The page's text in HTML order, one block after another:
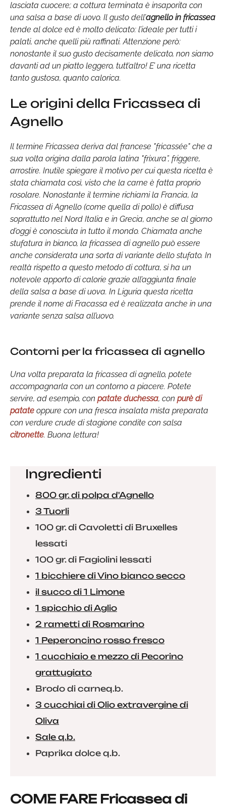
lasciata cuocere; a cottura terminata è insaporita con
una salsa a base di uovo. Il gusto dell’agnello in fricassea
tende al dolce ed è molto delicato: l’ideale per tutti i
palati, anche quelli più raffinati. Attenzione però:
nonostante il suo gusto decisamente delicato, non siamo
davanti ad un piatto leggero, tutt’altro! E’ una ricetta
tanto gustosa, quanto calorica.
Le origini della Fricassea di
Agnello
Il termine Fricassea deriva dal francese "fricassée" che a
sua volta origina dalla parola latina "frixura”, friggere,
arrostire. Inutile spiegare il motivo per cui questa ricetta è
stata chiamata così, visto che la carne è fatta proprio
rosolare. Nonostante il termine richiami la Francia, la
Fricassea di Agnello (come quella di pollo) è diffusa
soprattutto nel Nord Italia e in Grecia, anche se al giorno
d’oggi è conosciuta in tutto il mondo. Chiamata anche
stufatura in bianco, la fricassea di agnello può essere
anche considerata una sorta di variante dello stufato. In
realtà rispetto a questo metodo di cottura, si ha un
notevole apporto di calorie grazie all’aggiunta finale
della salsa a base di uova. In Liguria questa ricetta
prende il nome di Fracassa ed è realizzata anche in una
variante senza salsa all’uovo.
Contorni per la fricassea di agnello
Una volta preparata la fricassea di agnello, potete
accompagnarla con un contorno a piacere. Potete
servire, ad esempio, con patate duchessa, con purè di
patate oppure con una fresca insalata mista preparata
con verdure crude di stagione condite con salsa
citronette. Buona lettura!
Ingredienti
800 gr. di polpa d'Agnello
3 Tuorli
100 gr. di Cavoletti di Bruxelles
lessati
100 gr. di Fagiolini lessati
1 bicchiere di Vino bianco secco
il succo di 1 Limone
1 spicchio di Aglio
2 rametti di Rosmarino
1 Peperoncino rosso fresco
1 cucchiaio e mezzo di Pecorino
grattugiato
Brodo di carneq.b.
3 cucchiai di Olio extravergine di
Oliva
Sale q.b.
Paprika dolce q.b.
COME FARE Fricassea di